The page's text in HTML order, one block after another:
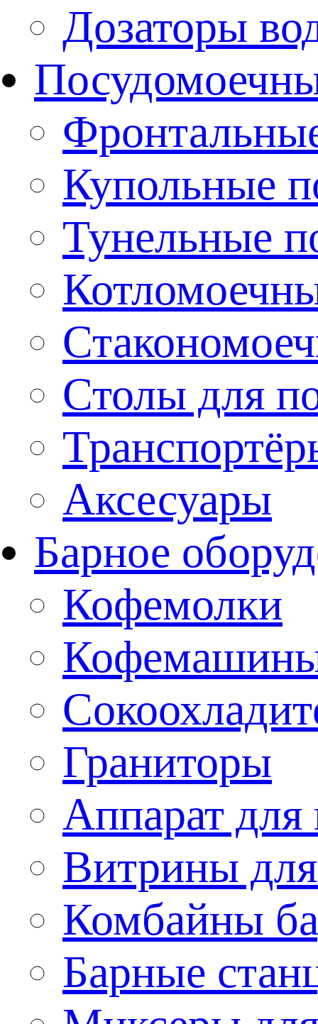
Дозаторы
Купольные
Тунельные
Столы для
Аксесуары
Барное
Кофемолки
Граниторы
Аппарат для
Витрины
Комбайны
Барные